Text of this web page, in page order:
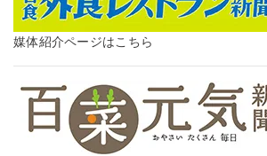
媒体紹介ページはこちら